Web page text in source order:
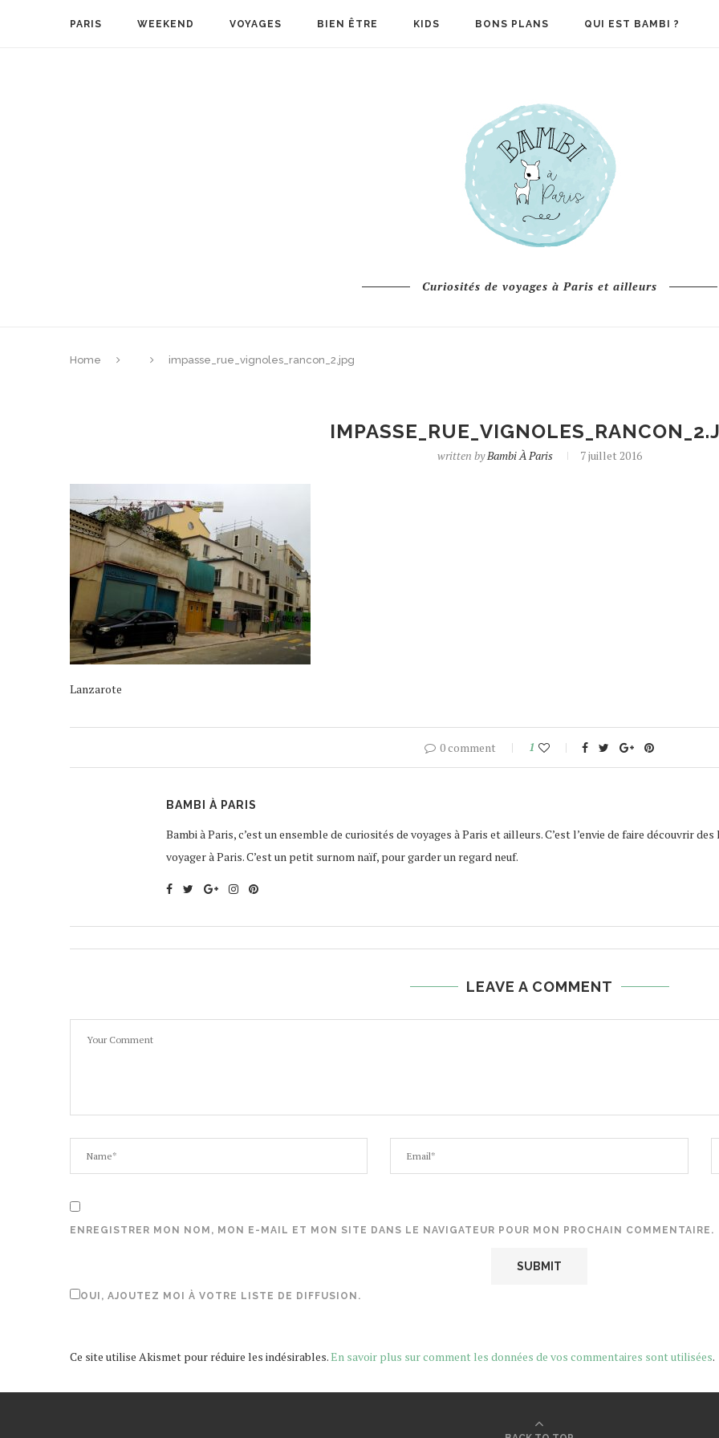
PARIS WEEKEND VOYAGES BIEN ÊTRE KIDS BONS PLANS QUI EST BAMBI ?
Curiosités de voyages à Paris et ailleurs
Home impasse_rue_vignoles_rancon_2.jpg
written byBambi À Paris 7 juillet 2016
Lanzarote
0 comment 1
BAMBI À PARIS
Bambi à Paris, c’est un ensemble de curiosités de voyages à Paris et ailleurs. C’est l’envie de faire découvrir
voyager à Paris. C’est un petit surnom naïf, pour garder un regard neuf.
LEAVE A COMMENT
ENREGISTRER MON NOM, MON E-MAIL ET MON SITE DANS LE NAVIGATEUR POUR MON PROCHAIN COMMENTAIRE.
OUI, AJOUTEZ MOI À VOTRE LISTE DE DIFFUSION.
Ce site utilise Akismet pour réduire les indésirables.En savoir plus sur comment les données de vos commentaires sont utilisées.